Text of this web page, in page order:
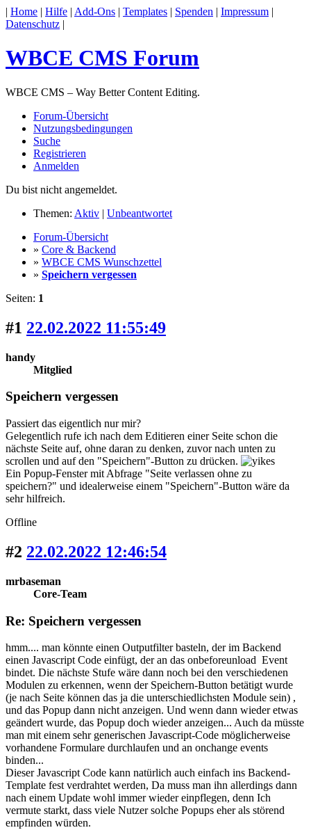
| Home | Hilfe | Add-Ons | Templates | Spenden | Impressum |
Datenschutz |
WBCE CMS Forum
WBCE CMS – Way Better Content Editing.
Forum-Übersicht
Nutzungsbedingungen
Suche
Registrieren
Anmelden
Du bist nicht angemeldet.
Themen: Aktiv | Unbeantwortet
Forum-Übersicht
» Core & Backend
» WBCE CMS Wunschzettel
» Speichern vergessen
Seiten: 1
#1 22.02.2022 11:55:49
handy
Mitglied
Speichern vergessen
Passiert das eigentlich nur mir?
Gelegentlich rufe ich nach dem Editieren einer Seite schon die
nächste Seite auf, ohne daran zu denken, zuvor nach unten zu
scrollen und auf den "Speichern"-Button zu drücken.
Ein Popup-Fenster mit Abfrage "Seite verlassen ohne zu
speichern?" und idealerweise einem "Speichern"-Button wäre da
sehr hilfreich.
Offline
#2 22.02.2022 12:46:54
mrbaseman
Core-Team
Re: Speichern vergessen
hmm.... man könnte einen Outputfilter basteln, der im Backend
einen Javascript Code einfügt, der an das onbeforeunload Event
bindet. Die nächste Stufe wäre dann noch bei den verschiedenen
Modulen zu erkennen, wenn der Speichern-Button betätigt wurde
(je nach Seite können das ja die unterschiedlichsten Module sein) ,
und das Popup dann nicht anzeigen. Und wenn dann wieder etwas
geändert wurde, das Popup doch wieder anzeigen... Auch da müsste
man mit einem sehr generischen Javascript-Code möglicherweise
vorhandene Formulare durchlaufen und an onchange events
binden...
Dieser Javascript Code kann natürlich auch einfach ins Backend-
Template fest verdrahtet werden, Da muss man ihn allerdings dann
nach einem Update wohl immer wieder einpflegen, denn Ich
vermute starkt, dass viele Nutzer solche Popups eher als störend
empfinden würden.